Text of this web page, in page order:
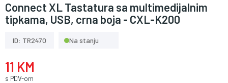
Connect XL Tastatura sa multimedijalnim
tipkama, USB, crna boja - CXL-K200
ID: TR2470 Na stanju
11 KM
s PDV-om